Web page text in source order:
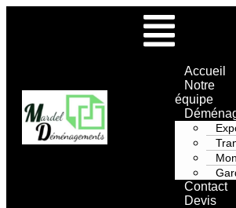
Accueil
Notre
équipe
Contact
Devis